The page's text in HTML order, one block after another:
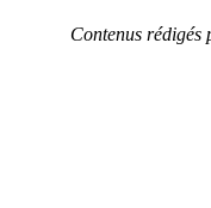
Contenus